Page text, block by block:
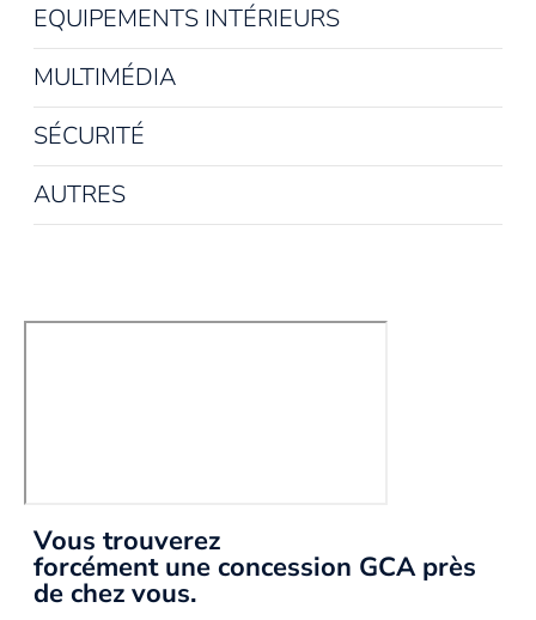
EQUIPEMENTS INTÉRIEURS
MULTIMÉDIA
SÉCURITÉ
AUTRES
Vous trouverez
forcément une concession GCA près
de chez vous.